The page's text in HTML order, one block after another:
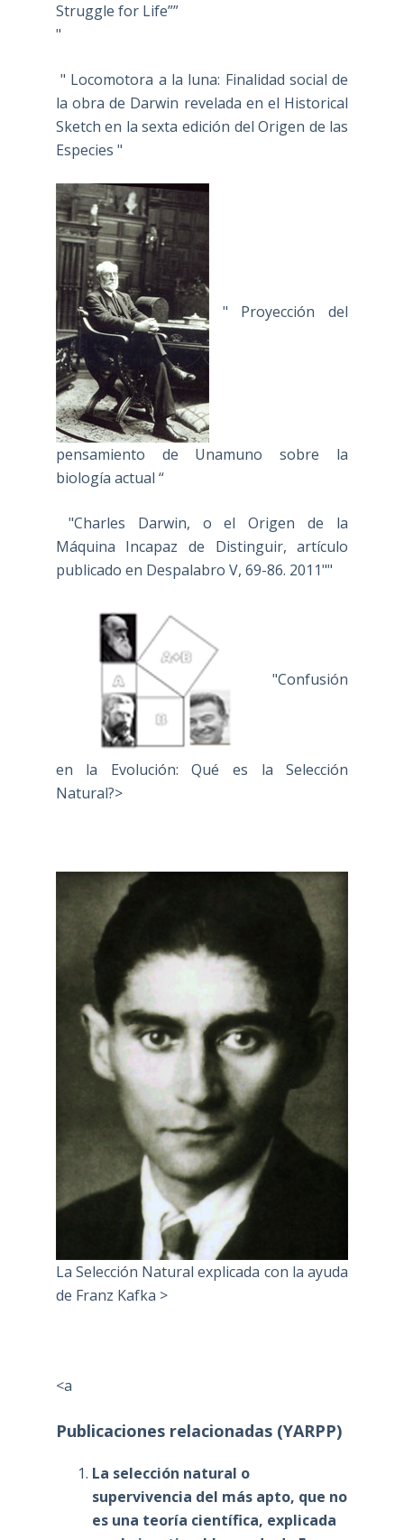
Struggle for Life””
"
" Locomotora a la luna: Finalidad social de
la obra de Darwin revelada en el Historical
Sketch en la sexta edición del Origen de las
Especies "
" Proyección del
pensamiento de Unamuno sobre la
biología actual “
"Charles Darwin, o el Origen de la
Máquina Incapaz de Distinguir, artículo
publicado en Despalabro V, 69-86. 2011""
"Confusión
en la Evolución: Qué es la Selección
Natural?>
La Selección Natural explicada con la ayuda
de Franz Kafka >
<a
Publicaciones relacionadas (YARPP)
La selección natural o
supervivencia del más apto, que no
es una teoría científica, explicada